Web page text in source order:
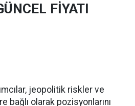
FİYATI
jeopolitik riskler ve
bağlı olarak pozisyonlarını